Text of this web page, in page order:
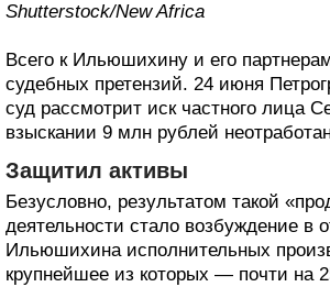
Shutterstock/New Africa
Всего к Ильюшихину и его
судебных претензий. 24 июня
суд рассмотрит иск частного лица
взыскании 9 млн рублей
Защитил активы
Безусловно, результатом такой
деятельности стало возбуждение в
Ильюшихина исполнительных
крупнейшее из которых — почти на